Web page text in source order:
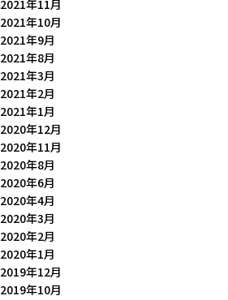
2021年11月
2021年10月
2021年9月
2021年8月
2021年3月
2021年2月
2021年1月
2020年12月
2020年11月
2020年8月
2020年6月
2020年4月
2020年3月
2020年2月
2020年1月
2019年12月
2019年10月